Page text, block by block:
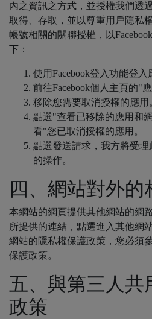
內之資訊之方式，並授權我們透
取得、存取，並以尊重用戶隱私
帳號相關的關聯授權，以
下：
使用Facebook登入功能登入
前往Facebook個人主頁的"
移除您需要取消授權的應用
點選"查看已移除的應用和
看"您已取消授權的應用。
點選發送請求，我方將受
的操作。
四、網站對外的
本網站的網頁提供其他網站的網
所提供的連結，點選進入其他網
網站的隱私權保護政策，您必須
保護政策。
五、與第三人共
政策